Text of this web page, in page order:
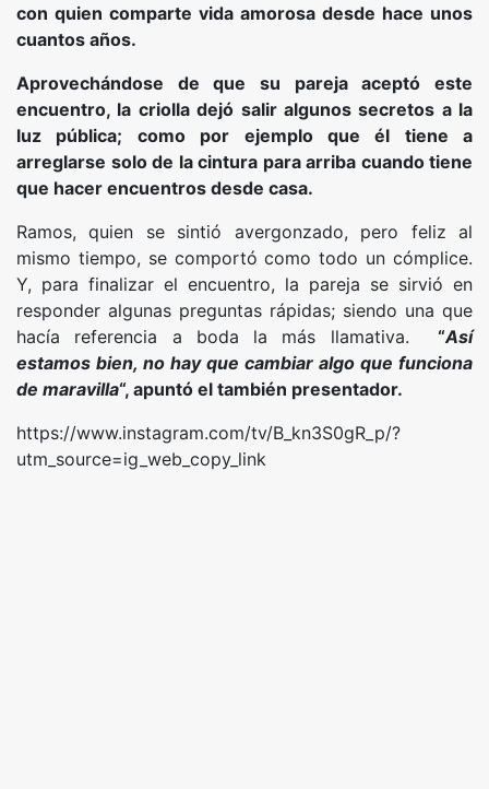
con quien comparte vida amorosa desde hace unos
cuantos años.
Aprovechándose de que su pareja aceptó este
encuentro, la criolla dejó salir algunos secretos a la
luz pública; como por ejemplo que él tiene a
arreglarse solo de la cintura para arriba cuando tiene
que hacer encuentros desde casa.
Ramos, quien se sintió avergonzado, pero feliz al
mismo tiempo, se comportó como todo un cómplice.
Y, para finalizar el encuentro, la pareja se sirvió en
responder algunas preguntas rápidas; siendo una que
hacía referencia a boda la más llamativa. “Así
estamos bien, no hay que cambiar algo que funciona
de maravilla“, apuntó el también presentador.
https://www.instagram.com/tv/B_kn3S0gR_p/?
utm_source=ig_web_copy_link